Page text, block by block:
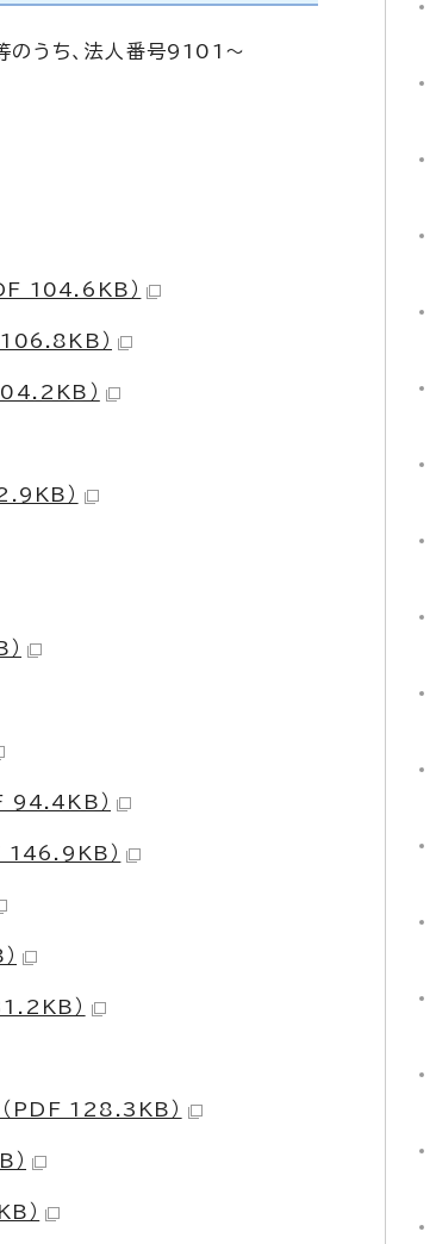
のうち、法人番号9101～
104.6KB）
106.8KB）
）
）
94.4KB）
146.9KB）
）
PDF 128.3KB）
）